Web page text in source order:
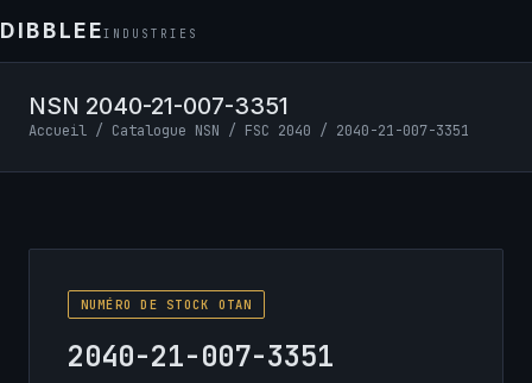
DIBBLEEINDUSTRIES
NSN 2040-21-007-3351
Accueil / Catalogue NSN / FSC 2040 / 2040-21-007-3351
NUMÉRO DE STOCK OTAN
2040-21-007-3351